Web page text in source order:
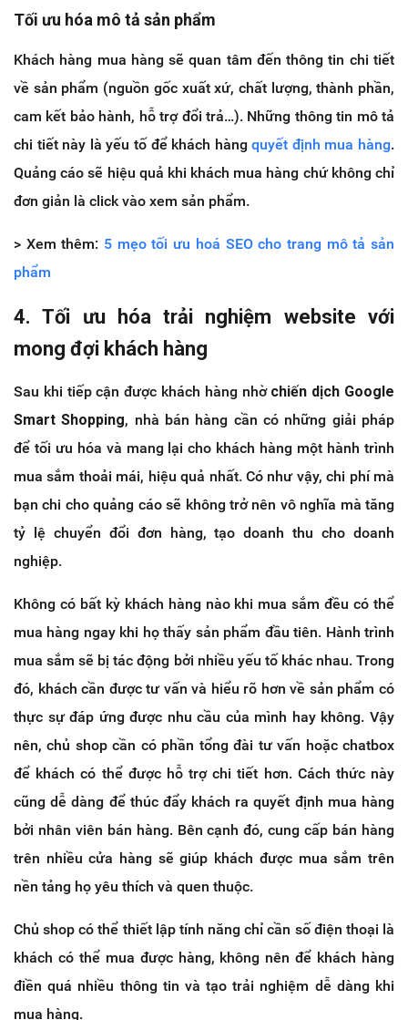
Tối ưu hóa mô tả sản phẩm
Khách hàng mua hàng sẽ quan tâm đến thông tin chi tiết
về sản phẩm (nguồn gốc xuất xứ, chất lượng, thành phần,
cam kết bảo hành, hỗ trợ đổi trả…). Những thông tin mô tả
chi tiết này là yếu tố để khách hàngquyết định mua hàng.
Quảng cáo sẽ hiệu quả khi khách mua hàng chứ không chỉ
đơn giản là click vào xem sản phẩm.
> Xem thêm: 5 mẹo tối ưu hoá SEO cho trang mô tả sản
phẩm
4. Tối ưu hóa trải nghiệm website với
mong đợi khách hàng
Sau khi tiếp cận được khách hàng nhờ chiến dịch Google
Smart Shopping, nhà bán hàng cần có những giải pháp
để tối ưu hóa và mang lại cho khách hàng một hành trình
mua sắm thoải mái, hiệu quả nhất. Có như vậy, chi phí mà
bạn chi cho quảng cáo sẽ không trở nên vô nghĩa mà tăng
tỷ lệ chuyển đổi đơn hàng, tạo doanh thu cho doanh
nghiệp.
Không có bất kỳ khách hàng nào khi mua sắm đều có thể
mua hàng ngay khi họ thấy sản phẩm đầu tiên. Hành trình
mua sắm sẽ bị tác động bởi nhiều yếu tố khác nhau. Trong
đó, khách cần được tư vấn và hiểu rõ hơn về sản phẩm có
thực sự đáp ứng được nhu cầu của mình hay không. Vậy
nên, chủ shop cần có phần tổng đài tư vấn hoặc chatbox
để khách có thể được hỗ trợ chi tiết hơn. Cách thức này
cũng dễ dàng để thúc đẩy khách ra quyết định mua hàng
bởi nhân viên bán hàng. Bên cạnh đó, cung cấp bán hàng
trên nhiều cửa hàng sẽ giúp khách được mua sắm trên
nền tảng họ yêu thích và quen thuộc.
Chủ shop có thể thiết lập tính năng chỉ cần số điện thoại là
khách có thể mua được hàng, không nên để khách hàng
điền quá nhiều thông tin và tạo trải nghiệm dễ dàng khi
mua hàng.